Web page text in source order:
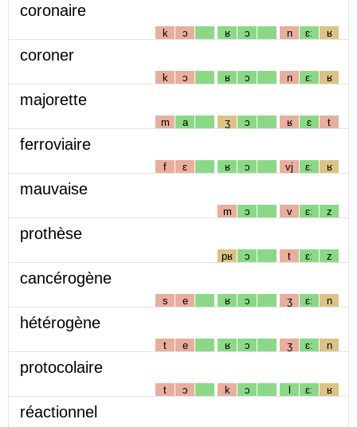
coronaire
k ɔ ʁ ɔ n ɛː ʁ
coroner
k ɔ ʁ ɔ n ɛː ʁ
majorette
m a ʒ ɔ ʁ ɛ t
ferroviaire
f ɛ ʁ ɔ vj ɛː ʁ
mauvaise
m ɔ v ɛː z
prothèse
pʁ ɔ t ɛː z
cancérogène
s e ʁ ɔ ʒ ɛː n
hétérogène
t e ʁ ɔ ʒ ɛː n
protocolaire
t ɔ k ɔ l ɛː ʁ
réactionnel